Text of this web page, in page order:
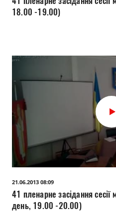
18.00 -19.00)
21.06.2013 08:09
41 пленарне засідання сесії
день, 19.00 -20.00)